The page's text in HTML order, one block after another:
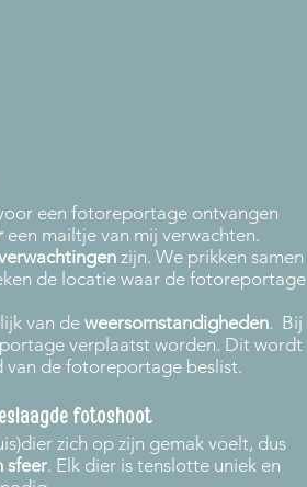
een fotoreportage ontvangen
een mailtje van mij verwachten.
zijn. We prikken samen
de locatie waar de fotoreportage
van de weersomstandigheden. Bij
verplaatst worden. Dit wordt
de fotoreportage beslist.
fotoshoot
zich op zijn gemak voelt, dus
sfeer. Elk dier is tenslotte uniek en